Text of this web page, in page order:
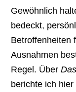
Gewöhnlich
bedeckt,
Betroffenheiten
Ausnahmen
Regel. Über
berichte ich